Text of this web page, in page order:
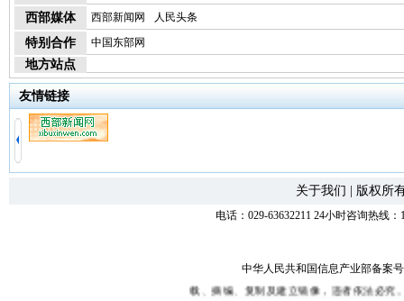
西部媒体 西部新闻网 人民头条
特别合作 中国东部网
地方站点
友情链接
关于我们 版权所
电话：029-63632211 24小时咨询热线
中华人民共和国信息产业部备案
时声明未经授权禁止转载、摘编、复制及建立镜像，违者依法必究。西部新闻网